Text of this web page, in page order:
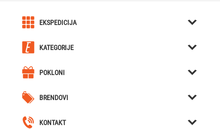
EKSPEDICIJA
Karijera u Ekspediciji
Uslovi kupovine
Celokupna ponuda
Naše lokacije
KATEGORIJE
Kutije za Satove / Nakit
Hjumidori / Breneri / Piksle / Sekači za tompuse
POKLONI
Poklon za dečka
Poklon za devojku
BRENDOVI
Bicycle
KONTAKT